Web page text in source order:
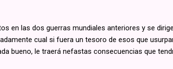
en las dos guerras mundiales anteriores y se
cual si fuera un tesoro de esos que
bueno, le traerá nefastas consecuencias que